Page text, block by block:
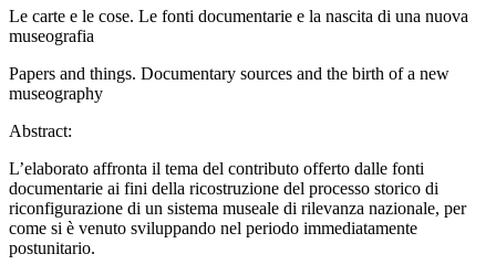
Le carte e le cose. Le fonti documentarie e la nascita di una nuova
museografia
Papers and things. Documentary sources and the birth of a new
museography
Abstract:
L’elaborato affronta il tema del contributo offerto dalle fonti
documentarie ai fini della ricostruzione del processo storico di
riconfigurazione di un sistema museale di rilevanza nazionale, per
come si è venuto sviluppando nel periodo immediatamente
postunitario.